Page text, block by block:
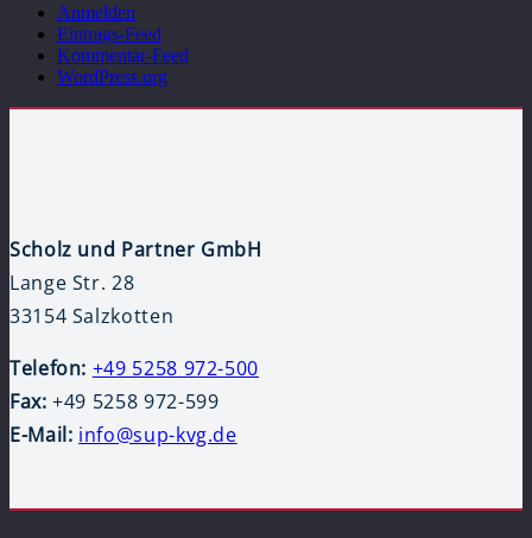
Anmelden
Eintrags-Feed
Kommentar-Feed
WordPress.org
Scholz und Partner GmbH
Lange Str. 28
33154 Salzkotten
Telefon: +49 5258 972-500
Fax: +49 5258 972-599
E-Mail: info@sup-kvg.de